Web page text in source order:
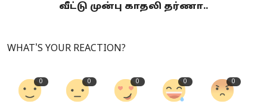
வீட்டு முன்பு காதலி தர்ணா..
WHAT'S YOUR REACTION?
0 0 0 0 0